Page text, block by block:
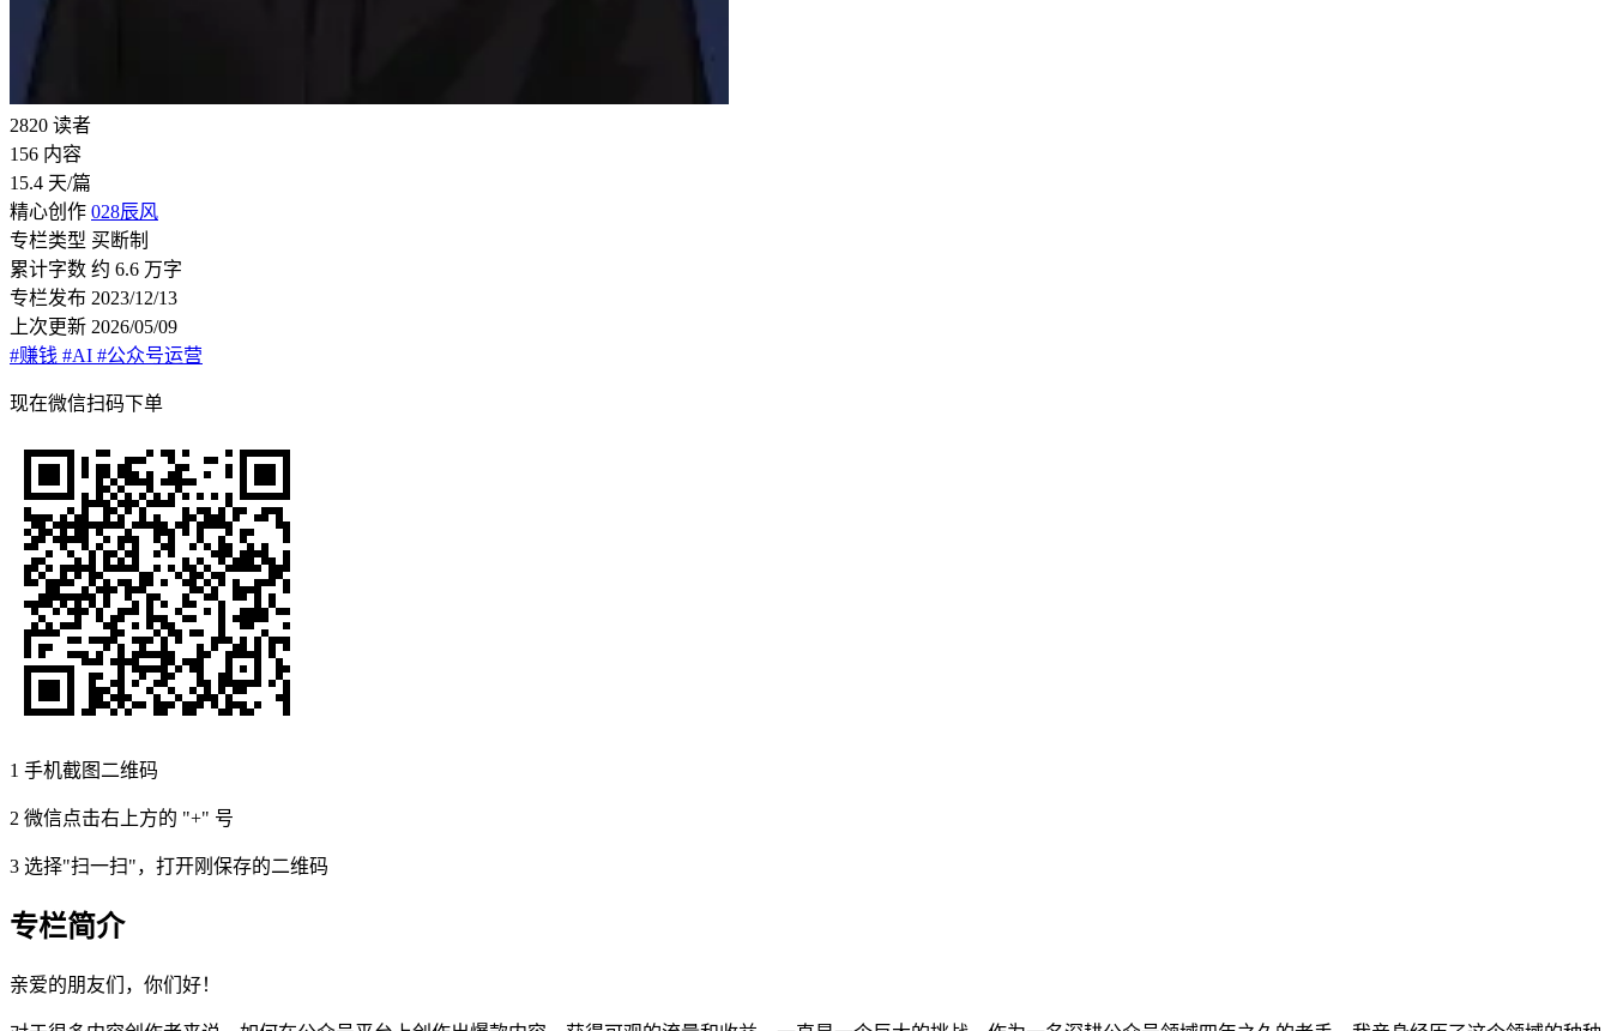
2820 读者
156 内容
15.4 天/篇
精心创作 028辰风
专栏类型 买断制
累计字数 约 6.6 万字
专栏发布 2023/12/13
上次更新 2026/05/09
#赚钱 #AI #公众号运营
现在微信扫码下单
1 手机截图二维码
2 微信点击右上方的 "+" 号
3 选择"扫一扫"，打开刚保存的二维码
专栏简介
亲爱的朋友们，你们好！